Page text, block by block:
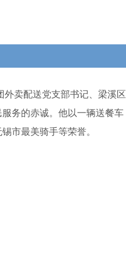
卖配送党支部书记、梁溪区
务的赤诚。他以一辆送餐车
市最美骑手等荣誉。